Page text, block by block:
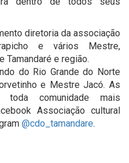
diretoria da associação
e vários Mestre,
e região.
do Rio Grande do Norte
e Mestre Jacó. As
comunidade mais
Associação cultural
@cdo_tamandare.